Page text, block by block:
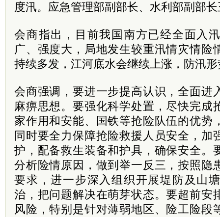
度汛。应急管理部副部长、水利部副部
会商指出，目前我国南方已经全面入
广、强度大，局地发生较重汛情灾情险
持续多发，江河底水会继续上涨，防汛
会商强调，要进一步提高认识，全面进
麻痹思想。要强化科学处置，尽快完成
家作用和安能、国铁等抢险队伍的优势
同时要全力保障抢险救援人员安全，加
护，配备救生装备和护具，确保安全。
分析险情原因，做到举一反三，按照隐
要求，进一步深入组织开展堤防及山
治，把问题解决在萌芽状态。要超前安
风险，特别是针对薄弱地区、险工险段